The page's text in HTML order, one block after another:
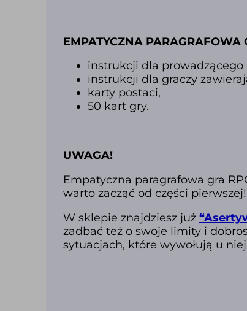
EMPATYCZNA PARAGRAFOWA
instrukcji dla prowadzącego
instrukcji dla graczy
karty postaci,
50 kart gry.
UWAGA!
Empatyczna paragrafowa gra
warto zacząć od części pierwszej!
W sklepie znajdziesz już
zadbać też o swoje limity i
sytuacjach, które wywołują u